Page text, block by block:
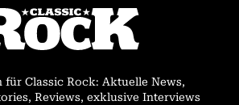
für Classic Rock: Aktuelle News,
Reviews, exklusive Interviews